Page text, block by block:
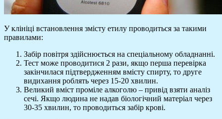
У клініці встановлення змісту етилу проводиться за такими
правилами:
Забір повітря здійснюється на спеціальному обладнанні.
Тест може проводитися 2 рази, якщо перша перевірка
закінчилася підтвердженням вмісту спирту, то друге
видихання роблять через 15-20 хвилин.
Великий вміст проміле алкоголю – привід взяти аналіз
сечі. Якщо людина не надав біологічний матеріал через
30-35 хвилин, то проводиться забір крові.